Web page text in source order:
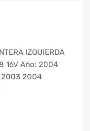
IZQUIERDA
16V Año: 2004
2004